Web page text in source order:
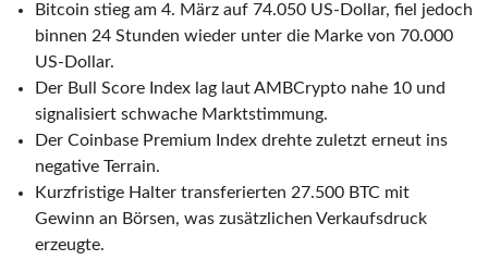
Bitcoin stieg am 4. März auf 74.050 US-Dollar, fiel jedoch
binnen 24 Stunden wieder unter die Marke von 70.000
US-Dollar.
Der Bull Score Index lag laut AMBCrypto nahe 10 und
signalisiert schwache Marktstimmung.
Der Coinbase Premium Index drehte zuletzt erneut ins
negative Terrain.
Kurzfristige Halter transferierten 27.500 BTC mit
Gewinn an Börsen, was zusätzlichen Verkaufsdruck
erzeugte.